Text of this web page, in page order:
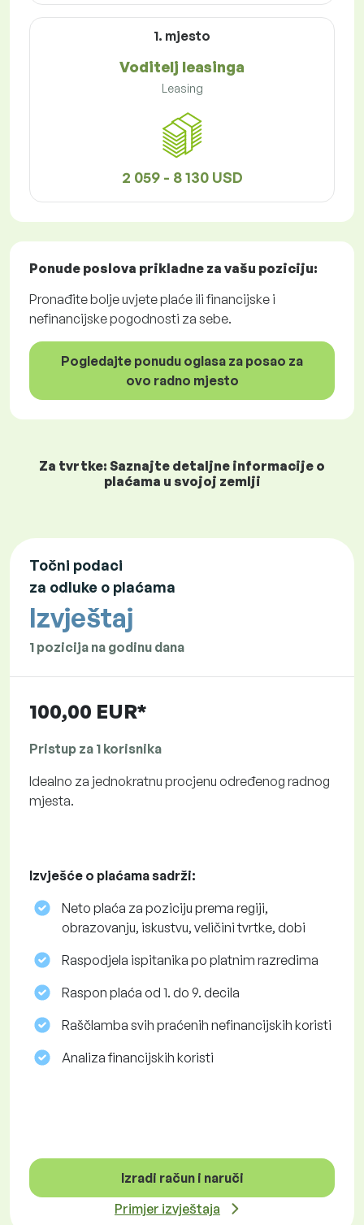
1. mjesto
Voditelj leasinga
Leasing
2 059 - 8 130 USD
Ponude poslova prikladne za vašu poziciju:
Pronađite bolje uvjete plaće ili financijske i
nefinancijske pogodnosti za sebe.
Pogledajte ponudu oglasa za posao za
ovo radno mjesto
Za tvrtke: Saznajte detaljne informacije o
plaćama u svojoj zemlji
Točni podaci
za odluke o plaćama
Izvještaj
1 pozicija na godinu dana
100,00 EUR*
Pristup za 1 korisnika
Idealno za jednokratnu procjenu određenog radnog
mjesta.
Izvješće o plaćama sadrži:
Neto plaća za poziciju prema regiji,
obrazovanju, iskustvu, veličini tvrtke, dobi
Raspodjela ispitanika po platnim razredima
Raspon plaća od 1. do 9. decila
Raščlamba svih praćenih nefinancijskih koristi
Analiza financijskih koristi
Izradi račun i naruči
Primjer izvještaja